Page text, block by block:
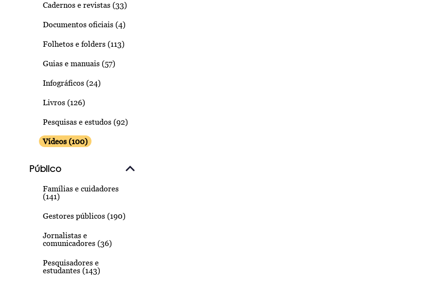
Cadernos e revistas (33)
Documentos oficiais (4)
Folhetos e folders (113)
Guias e manuais (57)
Infográficos (24)
Livros (126)
Pesquisas e estudos (92)
Vídeos (100)
Público
Famílias e cuidadores
(141)
Gestores públicos (190)
Jornalistas e
comunicadores (36)
Pesquisadores e
estudantes (143)